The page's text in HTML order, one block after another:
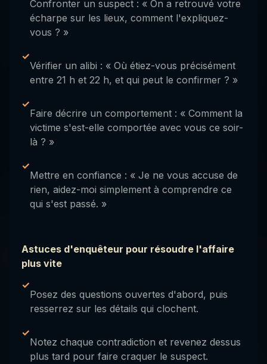
Confronter un suspect : « On a retrouvé votre
écharpe sur les lieux, comment l'expliquez-
vous ? »
✓
Vérifier un alibi : « Où étiez-vous précisément
entre 21 h et 22 h, et qui peut le confirmer ? »
✓
Faire décrire un comportement : « Comment la
victime s'est-elle comportée avec vous ce soir-
là ? »
✓
Mettre en confiance : « Je ne vous accuse de
rien, aidez-moi simplement à comprendre ce
qui s'est passé. »
Astuces d'enquêteur pour résoudre l'affaire
plus vite
✓
Posez des questions ouvertes d'abord, puis
resserrez sur les détails qui clochent.
✓
Notez chaque contradiction et revenez dessus
plus tard pour faire craquer le suspect.